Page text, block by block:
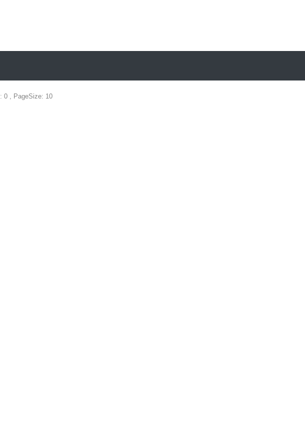
0 , PageSize: 10